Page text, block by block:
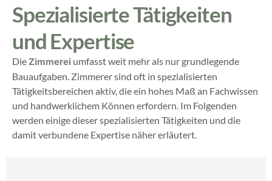
Spezialisierte Tätigkeiten
und Expertise
Die Zimmerei umfasst weit mehr als nur grundlegende
Bauaufgaben. Zimmerer sind oft in spezialisierten
Tätigkeitsbereichen aktiv, die ein hohes Maß an Fachwissen
und handwerklichem Können erfordern. Im Folgenden
werden einige dieser spezialisierten Tätigkeiten und die
damit verbundene Expertise näher erläutert.